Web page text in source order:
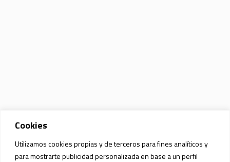
Cookies
Utilizamos cookies propias y de terceros para fines analíticos y
para mostrarte publicidad personalizada en base a un perfil